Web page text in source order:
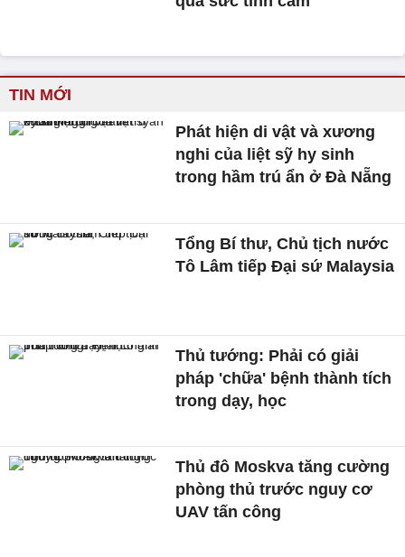
TIN MỚI
Phát hiện di vật và xương
nghi của liệt sỹ hy sinh
trong hầm trú ẩn ở Đà Nẵng
Tổng Bí thư, Chủ tịch nước
Tô Lâm tiếp Đại sứ Malaysia
Thủ tướng: Phải có giải
pháp 'chữa' bệnh thành tích
trong dạy, học
Thủ đô Moskva tăng cường
phòng thủ trước nguy cơ
UAV tấn công